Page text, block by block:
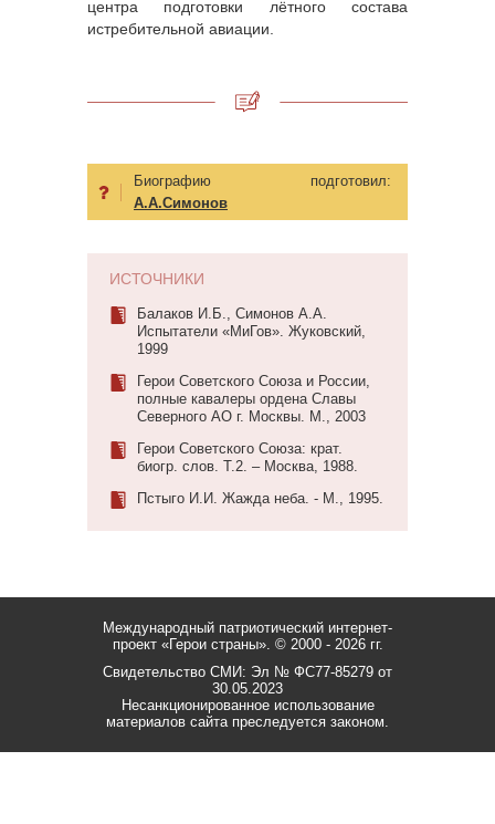
центра подготовки лётного состава
истребительной авиации.
Биографию подготовил:
А.А.Симонов
ИСТОЧНИКИ
Балаков И.Б., Симонов А.А.
Испытатели «МиГов». Жуковский,
1999
Герои Советского Союза и России,
полные кавалеры ордена Славы
Северного АО г. Москвы. М., 2003
Герои Советского Союза: крат.
биогр. слов. Т.2. – Москва, 1988.
Пстыго И.И. Жажда неба. - М., 1995.
Международный патриотический интернет-
проект «Герои страны». © 2000 - 2026 гг.
Свидетельство СМИ: Эл № ФС77-85279 от
30.05.2023
Несанкционированное использование
материалов сайта преследуется законом.